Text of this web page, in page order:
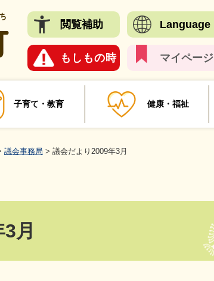
閲覧補助 Language
もしもの時 マイページ
子育て・教育 健康・福祉
議会事務局 > 議会だより2009年3月
月